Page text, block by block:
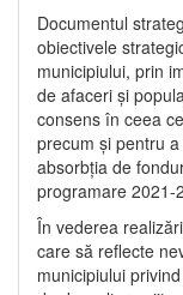
Documentul
obiectivele
municipiului, prin
de afaceri și
consens în ceea
precum și pentru
absorbția de
programare 2021-
În vederea
care să reflecte
municipiului